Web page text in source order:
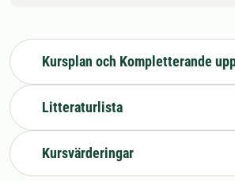
Kursplan och Kompletterande
Litteraturlista
Kursvärderingar